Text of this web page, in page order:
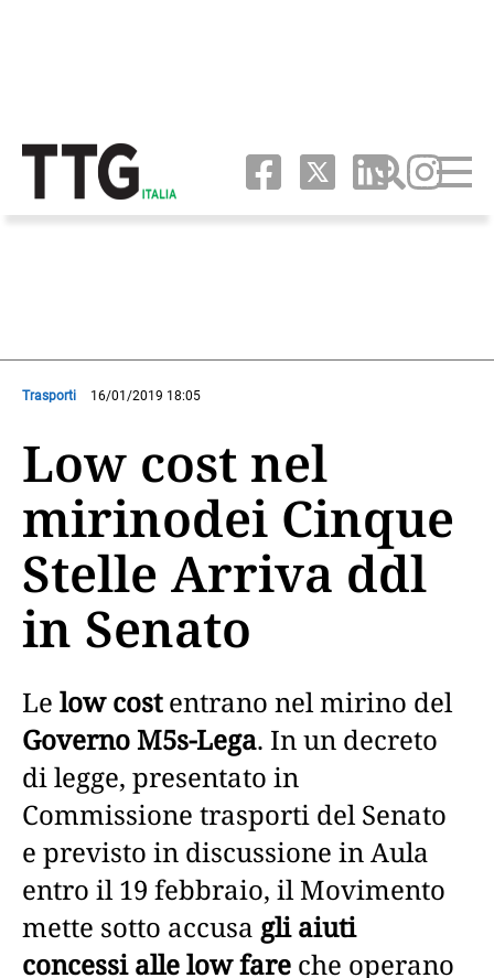
Trasporti 16/01/2019 18:05
Low cost nel
mirinodei Cinque
Stelle Arriva ddl
in Senato
Le low costentrano nel mirino del
Governo M5s-Lega. In un decreto
di legge, presentato in
Commissione trasporti del Senato
e previsto in discussione in Aula
entro il 19 febbraio, il Movimento
mette sotto accusa gli aiuti
concessi alle low fare che operano